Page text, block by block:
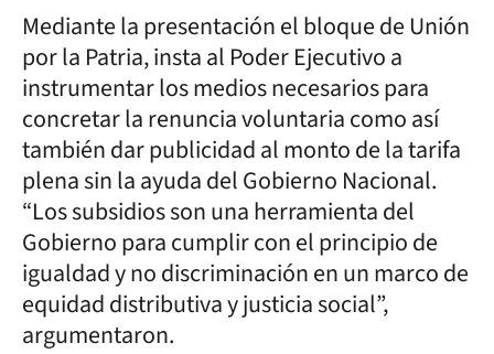
Mediante la presentación el bloque de Unión
por la Patria, insta al Poder Ejecutivo a
instrumentar los medios necesarios para
concretar la renuncia voluntaria como así
también dar publicidad al monto de la tarifa
plena sin la ayuda del Gobierno Nacional.
“Los subsidios son una herramienta del
Gobierno para cumplir con el principio de
igualdad y no discriminación en un marco de
equidad distributiva y justicia social”,
argumentaron.